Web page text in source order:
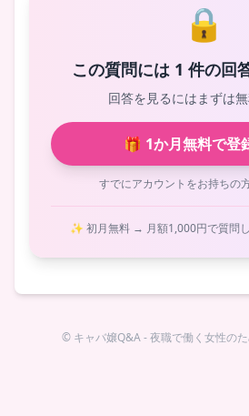
🔒
この質問には 1 件の回
回答を見るにはまずは無
🎁 1か月無料で登
すでにアカウントをお持ちの
✨ 初月無料 → 月額1,000円で質問
© キャバ嬢Q&A - 夜職で働く女性の